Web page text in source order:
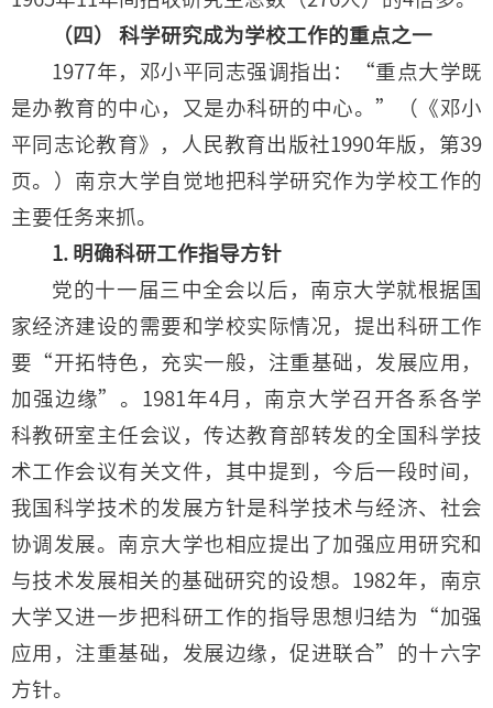
（四） 科学研究成为学校工作的重点之一
1977年，邓小平同志强调指出：“重点大学既
是办教育的中心，又是办科研的中心。”（《邓小
平同志论教育》，人民教育出版社1990年版，第39
页。）南京大学自觉地把科学研究作为学校工作的
主要任务来抓。
1. 明确科研工作指导方针
党的十一届三中全会以后，南京大学就根据国
家经济建设的需要和学校实际情况，提出科研工作
要“开拓特色，充实一般，注重基础，发展应用，
加强边缘”。1981年4月，南京大学召开各系各学
科教研室主任会议，传达教育部转发的全国科学技
术工作会议有关文件，其中提到，今后一段时间，
我国科学技术的发展方针是科学技术与经济、社会
协调发展。南京大学也相应提出了加强应用研究和
与技术发展相关的基础研究的设想。1982年，南京
大学又进一步把科研工作的指导思想归结为“加强
应用，注重基础，发展边缘，促进联合”的十六字
方针。